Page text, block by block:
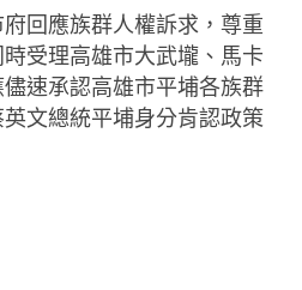
回應族群人權訴求，尊重
受理高雄市大武壠、馬卡
速承認高雄市平埔各族群
文總統平埔身分肯認政策